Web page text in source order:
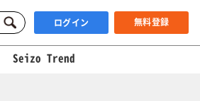
ログイン 無料登録
Seizo Trend